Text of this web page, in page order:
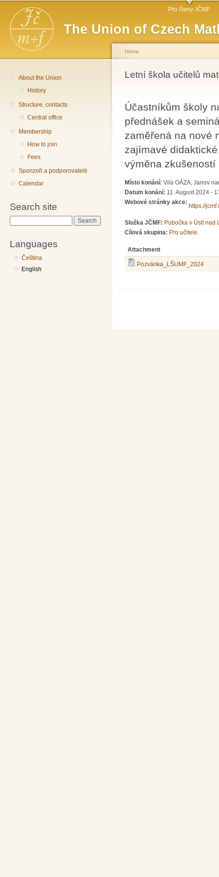
The Union of Czech
Main menu Pro členy JČMF
About the Union
History
Structure, contacts
Central office
Membership
How to join
Fees
Sponzoři a podporovatelé
Calendar
Search site
Languages
Čeština
English
You are here
Home
Letní škola učitelů
Účastníkům školy
přednášek a
zaměřená na nové
zajímavé
výměna zkušeností
Místo konání: Vila OÁZA, Janov
Datum konání: 11. August 2024 -
Webové stránky akce:
https://
Složka JČMF: Pobočka v Ústí nad
Cílová skupina: Pro učitele.
Attachment
Pozvánka_LŠUMF_2024